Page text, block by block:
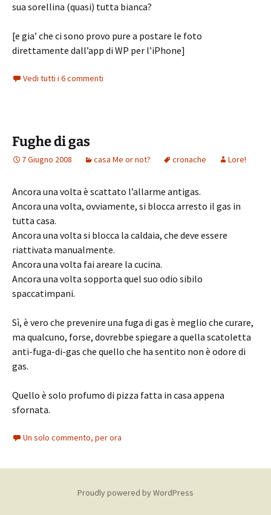
sua sorellina (quasi) tutta bianca?
[e gia’ che ci sono provo pure a postare le foto
direttamente dall’app di WP per l’iPhone]
Vedi tutti i 6 commenti
Fughe di gas
7 Giugno 2008 casa Me or not? cronache Lore!
Ancora una volta è scattato l’allarme antigas.
Ancora una volta, ovviamente, si blocca arresto il gas in
tutta casa.
Ancora una volta si blocca la caldaia, che deve essere
riattivata manualmente.
Ancora una volta fai areare la cucina.
Ancora una volta sopporta quel suo odio sibilo
spaccatimpani.
Sì, è vero che prevenire una fuga di gas è meglio che curare,
ma qualcuno, forse, dovrebbe spiegare a quella scatoletta
anti-fuga-di-gas che quello che ha sentito non è odore di
gas.
Quello è solo profumo di pizza fatta in casa appena
sfornata.
Un solo commento, per ora
Proudly powered by WordPress